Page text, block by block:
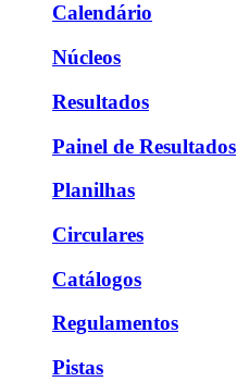
Calendário
Núcleos
Resultados
Painel de Resultados
Planilhas
Circulares
Catálogos
Regulamentos
Pistas